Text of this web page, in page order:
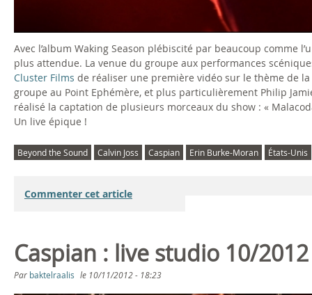
Avec l’album Waking Season plébiscité par beaucoup comme
plus attendue. La venue du groupe aux performances
Cluster Films de réaliser une première vidéo sur le thème de
groupe au Point Ephémère, et plus particulièrement Philip
réalisé la captation de plusieurs morceaux du show : «
Un live épique !
Beyond the Sound Calvin Joss Caspian Erin Burke-Moran États-Unis
Commenter cet article
Caspian : live studio 10/
Par baktelraalis le 10/11/2012 - 18:23